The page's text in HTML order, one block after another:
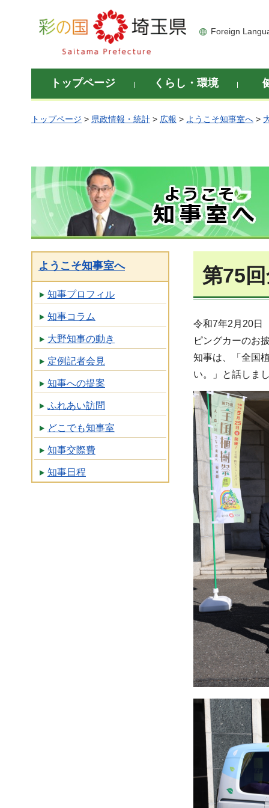
彩の国 埼玉県
Foreign
トップページ くらし・環境
トップページ > 県政情報・統計 > 広報 > ようこそ知事室へ >
ようこそ知事室へ
知事プロフィル
知事コラム
大野知事の動き
定例記者会見
知事への提案
ふれあい訪問
どこでも知事室
知事交際費
知事日程
第75
令和7年2月20日
ピングカーのお
知事は、「全国
い。」と話しま